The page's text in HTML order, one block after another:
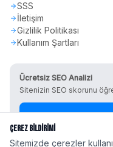
SSS
İletişim
Gizlilik Politikası
Kullanım Şartları
Ücretsiz SEO Analizi
Sitenizin SEO skorunu
Çerez Bildirimi
Sitemizde çerezler